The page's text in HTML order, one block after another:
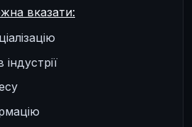
вказати: